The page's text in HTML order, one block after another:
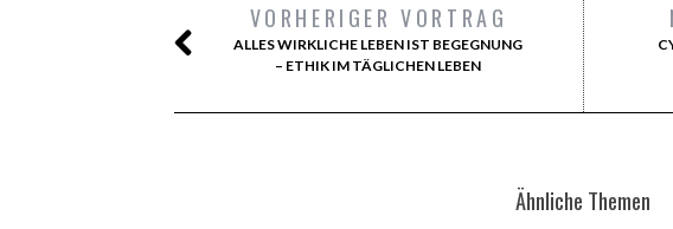
VORHERIGER VORTRAG
ALLES WIRKLICHE LEBEN IST BEGEGNUNG
– ETHIK IM TÄGLICHEN LEBEN
Ähnliche Themen